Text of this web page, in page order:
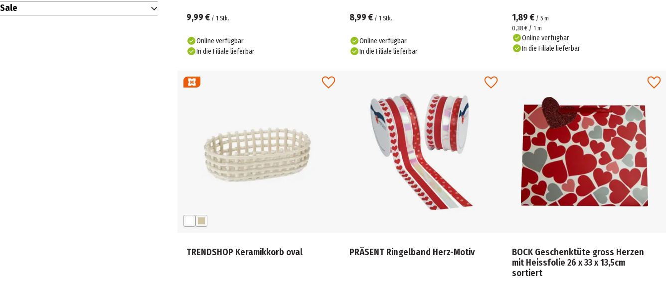
Sale
9,99 € / 1 Stk.
Online verfügbar
In die Filiale lieferbar
8,99 €/ 1 Stk.
Online verfügbar
In die Filiale lieferbar
1,89 € /5 m
0,38 € / 1 m
Online verfügbar
In die Filiale lieferbar
TRENDSHOP Keramikkorb oval PRÄSENT Ringelband Herz-Motiv
BOCK Geschenktüte gross Herzen
mit Heissfolie 26 x 33 x 13,5cm
sortiert